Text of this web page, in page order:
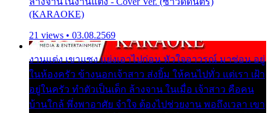
(KARAOKE)
21 views • 03.08.2569
งานแต่ง เขาแซง แย่งเอาไปก่อน หัวใจอาวรณ์ มาซ่อน อยู่
ในห้องครัว ข้างนอกเจ้าสาว ส่งยิ้ม ให้คนไปทั่ว แต่เรา เฝ้า
อยู่ในครัว ทำตัวเป็นเด็ก ล้างจาน ในเมื่อ เจ้าสาว คือคน
บ้านใกล้ พึ่งพาอาศัย จำใจ ต้องไปช่วยงาน พอถึงเวลา เขา